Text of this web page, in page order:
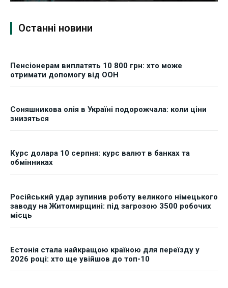
Останні новини
Пенсіонерам виплатять 10 800 грн: хто може
отримати допомогу від ООН
Соняшникова олія в Україні подорожчала: коли ціни
знизяться
Курс долара 10 серпня: курс валют в банках та
обмінниках
Російський удар зупинив роботу великого німецького
заводу на Житомирщині: під загрозою 3500 робочих
місць
Естонія стала найкращою країною для переїзду у
2026 році: хто ще увійшов до топ-10